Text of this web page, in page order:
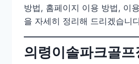
방법, 홈페이지 이용 방법, 이
을 자세히 정리해 드리겠습니
의령이솔파크골프